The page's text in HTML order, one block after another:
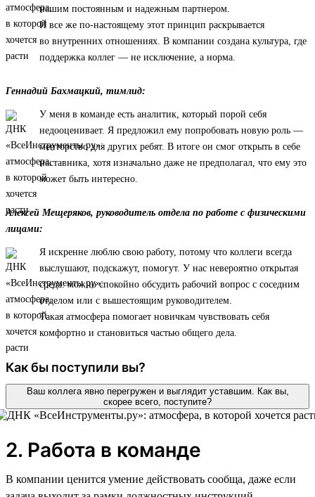
нашим постоянным и надежным партнером.
И все же по-настоящему этот принцип раскрывается
во внутренних отношениях. В компании создана культура, где
поддержка коллег — не исключение, а норма.
Геннадий Бахмацкий, тимлид:
У меня в команде есть аналитик, который порой себя
недооценивает. Я предложил ему попробовать новую роль —
менторство для других ребят. В итоге он смог открыть в себе
наставника, хотя изначально даже не предполагал, что ему это
может быть интересно.
Алексей Мещеряков, руководитель отдела по работе с физическими
лицами:
Я искренне люблю свою работу, потому что коллеги всегда
выслушают, подскажут, помогут. У нас невероятно открытая
среда: можно спокойно обсудить рабочий вопрос с соседним
отделом или с вышестоящим руководителем.
Такая атмосфера помогает новичкам чувствовать себя
комфортно и становиться частью общего дела.
Как бы поступили вы?
Ваш коллега явно перегружен и выглядит уставшим. Как вы,
скорее всего, поступите?
2. Работа в команде
В компании ценится умение действовать сообща, даже если